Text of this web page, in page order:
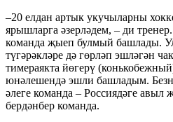
–20 елдан артык укучыларны
ярышларга әзерләдем, – ди
команда җыеп булмый башлады.
түгәрәкләре дә гөрләп эшләгән
тимераякта йөгерү
юнәлешендә эшли башладым.
әлеге команда – Россиядәге авыл
бердәнбер команда.